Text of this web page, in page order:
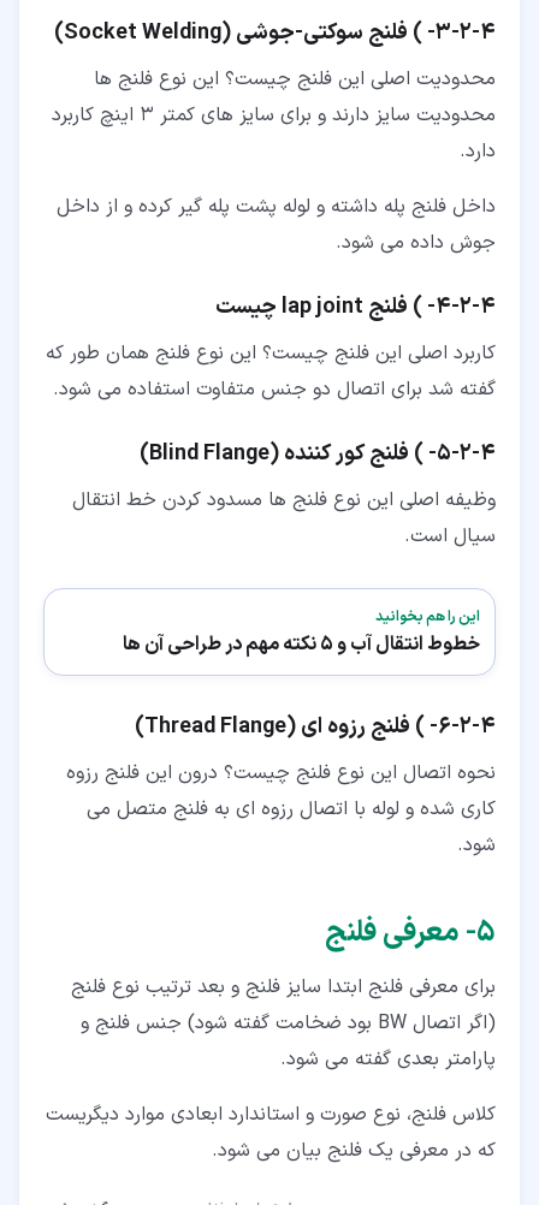
۴‏-‏۲‏-‏۳‏- ) فلنج سوکتی-جوشی (Socket Welding)
محدودیت اصلی این فلنج چیست؟ این نوع فلنج ها
محدودیت سایز دارند و برای سایز های کمتر 3 اینچ کاربرد
دارد.
داخل فلنج پله داشته و لوله پشت پله گیر کرده و از داخل
جوش داده می شود.
۴‏-‏۲‏-‏۴‏- ) فلنج lap joint چیست
کاربرد اصلی این فلنج چیست؟ این نوع فلنج همان طور که
گفته شد برای اتصال دو جنس متفاوت استفاده می شود.
۴‏-‏۲‏-‏۵‏- ) فلنج کور کننده (Blind Flange)
وظیفه اصلی این نوع فلنج ها مسدود کردن خط انتقال
سیال است.
این را هم بخوانید
خطوط انتقال آب و 5 نکته مهم در طراحی آن ها
۴‏-‏۲‏-‏۶‏- ) فلنج رزوه ای (Thread Flange)
نحوه اتصال این نوع فلنج چیست؟ درون این فلنج رزوه
کاری شده و لوله با اتصال رزوه ای به فلنج متصل می
شود.
۵‏- معرفی فلنج
برای معرفی فلنج ابتدا سایز فلنج و بعد ترتیب نوع فلنج
(اگر اتصال BW بود ضخامت گفته شود) جنس فلنج و
پارامتر بعدی گفته می شود.
کلاس فلنج، نوع صورت و استاندارد ابعادی موارد دیگریست
که در معرفی یک فلنج بیان می شود.